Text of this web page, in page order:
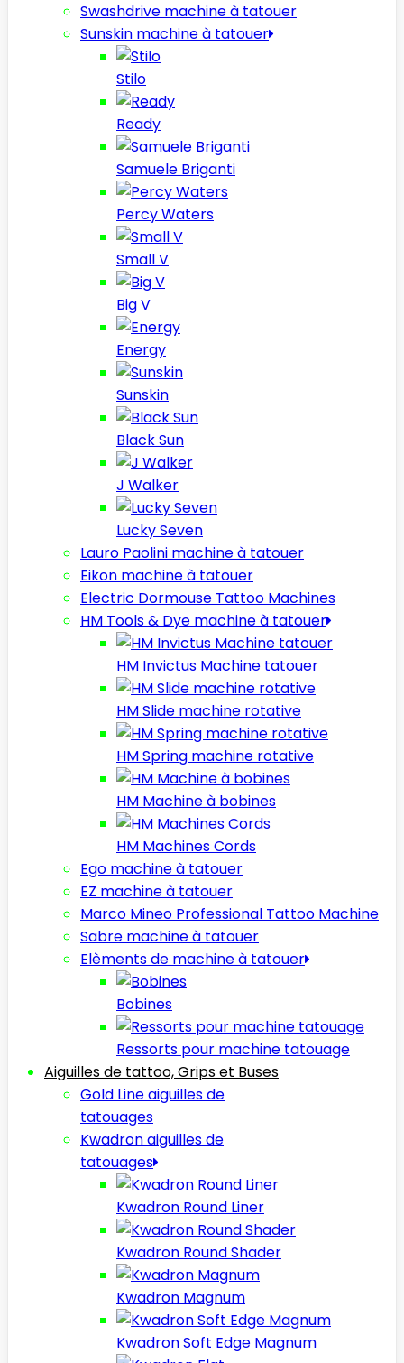
Swashdrive machine à tatouer
Sunskin machine à tatouer
Stilo
Ready
Samuele Briganti
Percy Waters
Small V
Big V
Energy
Sunskin
Black Sun
J Walker
Lucky Seven
Lauro Paolini machine à tatouer
Eikon machine à tatouer
Electric Dormouse Tattoo Machines
HM Tools & Dye machine à tatouer
HM Invictus Machine tatouer
HM Slide machine rotative
HM Spring machine rotative
HM Machine à bobines
HM Machines Cords
Ego machine à tatouer
EZ machine à tatouer
Marco Mineo Professional Tattoo Machine
Sabre machine à tatouer
Elèments de machine à tatouer
Bobines
Ressorts pour machine tatouage
Aiguilles de tattoo, Grips et Buses
Gold Line aiguilles de
tatouages
Kwadron aiguilles de
tatouages
Kwadron Round Liner
Kwadron Round Shader
Kwadron Magnum
Kwadron Soft Edge Magnum